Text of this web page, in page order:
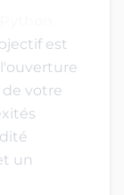
est
votre
un